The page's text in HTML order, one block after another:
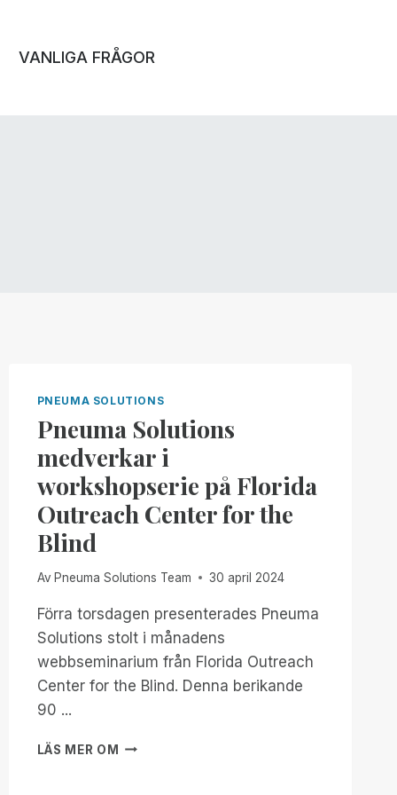
VANLIGA FRÅGOR
PNEUMA SOLUTIONS
Pneuma Solutions
medverkar i
workshopserie på Florida
Outreach Center for the
Blind
Av Pneuma Solutions Team 30 april 2024
Förra torsdagen presenterades Pneuma
Solutions stolt i månadens
webbseminarium från Florida Outreach
Center for the Blind. Denna berikande
90 ...
LÄS MER OM PNEUMA